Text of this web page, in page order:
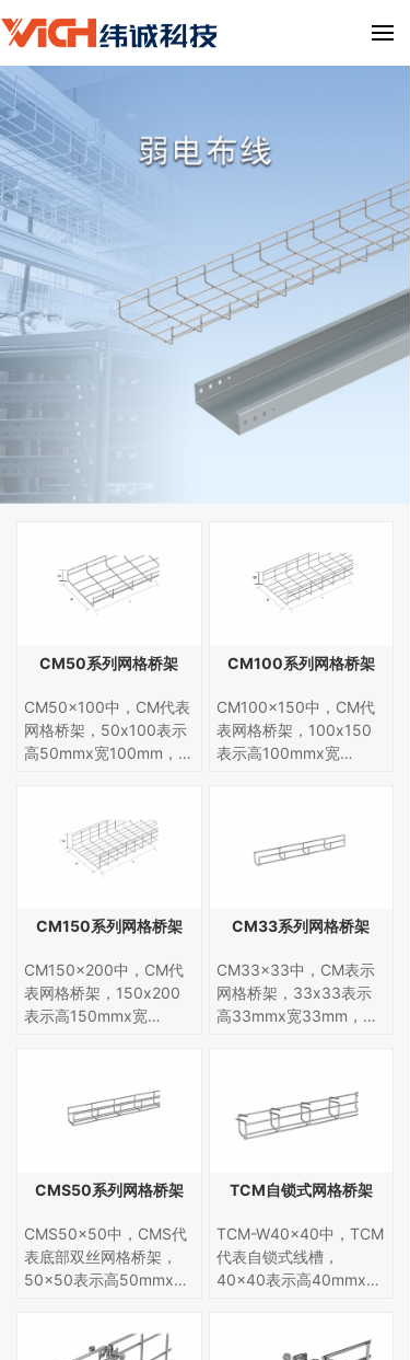
CM50系列网格桥架
CM50x100中，CM代表
网格桥架，50x100表示
高50mmx宽100mm，高
定制（丝径常用是
5.0mm）。
CM100系列网格桥架
CM100x150中，CM代
表网格桥架，100x150
表示高100mmx宽
径常用是5.0mm）。
CM150系列网格桥架
CM150x200中，CM代
表网格桥架，150x200
表示高150mmx宽
径常用是5.0mm）。
CM33系列网格桥架
CM33x33中，CM表示
网格桥架，33x33表示
高33mmx宽33mm，
是5.0mm）。常用于机
械设备。
CMS50系列网格桥架
CMS50x50中，CMS代
表底部双丝网格桥架，
50x50表示高50mmx宽
3.5mm-6.0mm定制（丝
TCM自锁式网格桥架
TCM-W40x40中，TCM
代表自锁式线槽，
40x40表示高40mmx宽
3.5mm-6.0mm定制（丝